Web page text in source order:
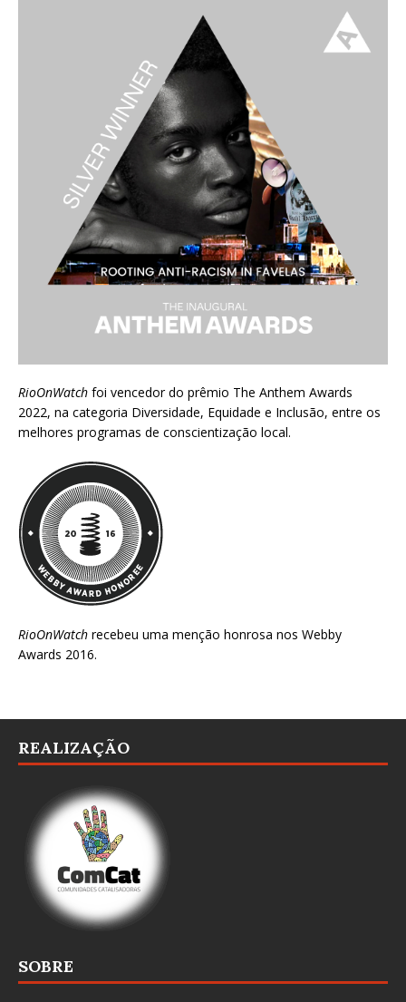
RioOnWatch foi vencedor do prêmio The Anthem Awards
2022, na categoria Diversidade, Equidade e Inclusão, entre os
melhores programas de conscientização local.
RioOnWatch recebeu uma menção honrosa nos Webby
Awards 2016.
REALIZAÇÃO
SOBRE